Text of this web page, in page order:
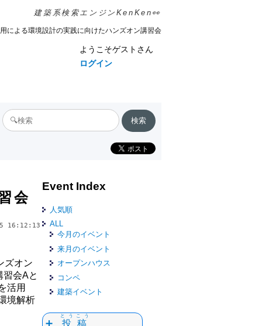
建築系検索エンジンKenKen👀
による環境設計の実践に向けたハンズオン講習会
ようこそゲストさん
ログイン
会
16:12:13
ズオン
会Aと
活用
境解析
Event Index
人気順
ALL
今月のイベント
来月のイベント
オープンハウス
コンペ
建築イベント
➕ 投稿
とうこう